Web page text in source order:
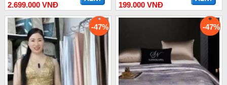
2.699.000 VNĐ 199.000 VNĐ
-47% -47%